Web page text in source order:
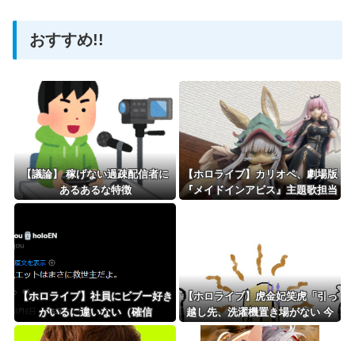
おすすめ!!
【議論】 稼げない過疎配信者に
あるあるな特徴
【ホロライブ】カリオペ、劇場版
『メイドインアビス』主題歌担当
【ホロライブ】社員にビブー好き
がいるに違いない（確信
【ホロライブ】虎金妃笑虎「引っ
越し先、洗濯機置き場がない 今
気づいた」